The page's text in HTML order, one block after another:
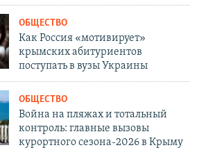
ОБЩЕСТВО
Как Россия «мотивирует»
крымских абитуриентов
поступать в вузы Украины
ОБЩЕСТВО
Война на пляжах и тотальный
контроль: главные вызовы
курортного сезона-2026 в Крыму